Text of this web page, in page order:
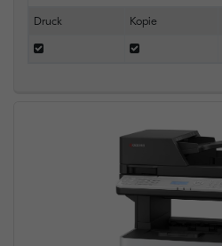
Druck Kopie